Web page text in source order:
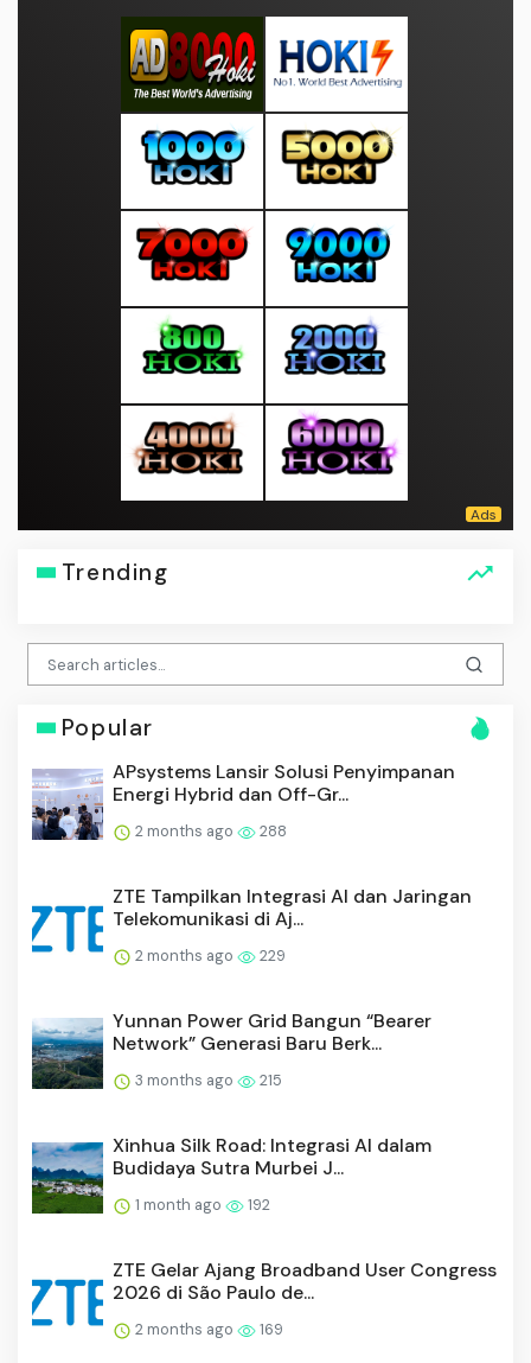
Trending
Popular
APsystems Lansir Solusi Penyimpanan
Energi Hybrid dan Off-Gr...
2 months ago 288
ZTE Tampilkan Integrasi AI dan Jaringan
Telekomunikasi di Aj...
2 months ago 229
Yunnan Power Grid Bangun “Bearer
Network” Generasi Baru Berk...
3 months ago 215
Xinhua Silk Road: Integrasi AI dalam
Budidaya Sutra Murbei J...
1 month ago 192
ZTE Gelar Ajang Broadband User Congress
2026 di São Paulo de...
2 months ago 169